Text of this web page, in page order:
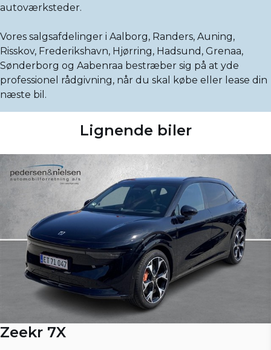
autoværksteder.
Vores salgsafdelinger i Aalborg, Randers, Auning,
Risskov, Frederikshavn, Hjørring, Hadsund, Grenaa,
Sønderborg og Aabenraa bestræber sig på at yde
professionel rådgivning, når du skal købe eller lease din
næste bil.
Lignende biler
Zeekr 7X